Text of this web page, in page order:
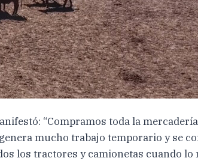
“Compramos toda la
mucho trabajo temporario y se
los tractores y camionetas cuando